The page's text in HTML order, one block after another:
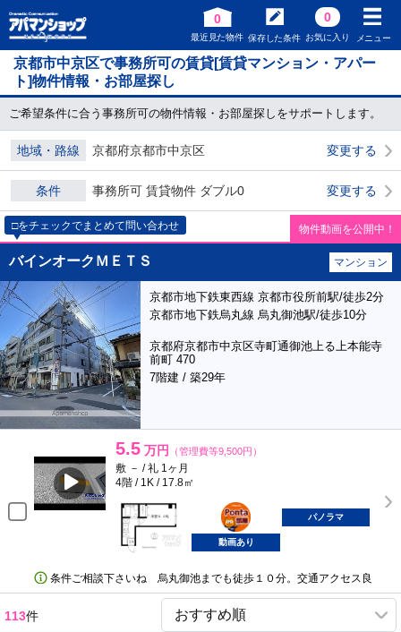
0
最近見た物件 保存した条件
0
お気に入り メニュー
京都市中京区で事務所可の賃貸[賃貸マンション・アパー
ト]物件情報・お部屋探し
ご希望条件に合う事務所可の物件情報・お部屋探しをサポートします。
地域・路線 京都府京都市中京区 変更する
条件 事務所可 賃貸物件 ダブル0 変更する
□をチェックでまとめて問い合わせ 物件動画を公開中！
バインオークＭＥＴＳ マンション
京都市地下鉄東西線 京都市役所前駅/徒歩2分
京都市地下鉄烏丸線 烏丸御池駅/徒歩10分
京都府京都市中京区寺町通御池上る上本能寺
前町 470
7階建 / 築29年
5.5 万円 （管理費等9,500円）
敷 － / 礼 1ヶ月
4階 / 1K / 17.8㎡
ポンタ
部屋
パノラマ
動画あり
条件ご相談下さいね 烏丸御池までも徒歩１０分。交通アクセス良
113件